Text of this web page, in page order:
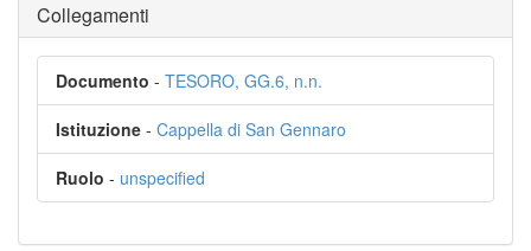
Collegamenti
Documento - TESORO, GG.6, n.n.
Istituzione - Cappella di San Gennaro
Ruolo - unspecified